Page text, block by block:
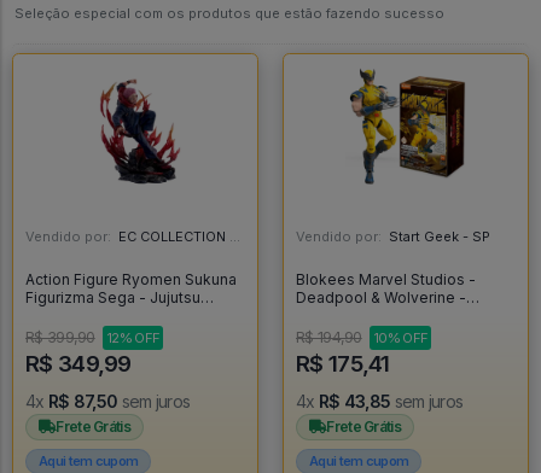
Seleção especial com os produtos que estão fazendo sucesso
Vendido por: EC COLLECTION - SP
Action Figure Ryomen Sukuna
Figurizma Sega - Jujutsu
R$ 399,90
12% OFF
R$ 349,99
4x R$ 87,50 sem juros
Frete Grátis
Aqui tem cupom
Vendido por: Start Geek - SP
Blokees Marvel Studios -
Deadpool & Wolverine -
R$ 194,90
10% OFF
R$ 175,41
4x R$ 43,85 sem juros
Frete Grátis
Aqui tem cupom